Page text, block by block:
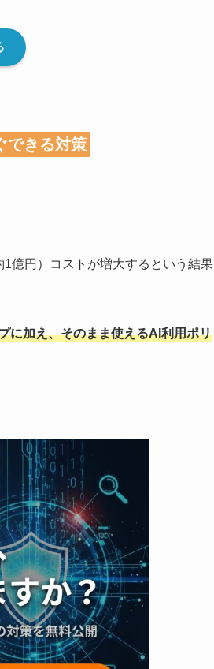
できる対策
億円）コストが増大するという結果
に加え、そのまま使えるAI利用ポリ